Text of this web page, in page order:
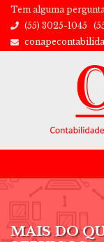
Tem alguma
(55) 3025-1045
MAIS DO